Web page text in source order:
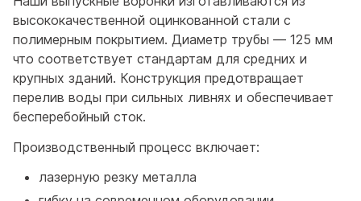
высококачественной оцинкованной стали с
полимерным покрытием. Диаметр трубы — 125 мм
что соответствует стандартам для средних и
крупных зданий. Конструкция предотвращает
перелив воды при сильных ливнях и обеспечивает
бесперебойный сток.
Производственный процесс включает:
лазерную резку металла